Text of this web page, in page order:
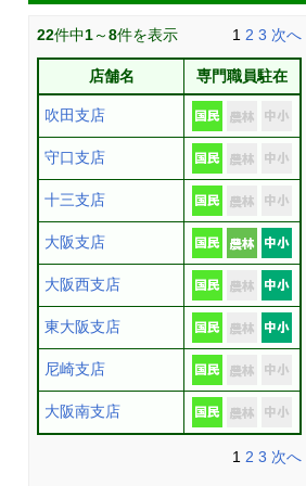
22件中1～8件を表示 1 2 3 次へ
店舗名 専門職員駐在
吹田支店
守口支店
十三支店
大阪支店
大阪西支店
東大阪支店
尼崎支店
大阪南支店
1 2 3 次へ